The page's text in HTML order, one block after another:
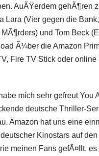
AuÃŸerdem
Lara (Vier gegen die
MÃ¶rders) und Tom Beck (
Ã¼ber die Amazon
Fire TV Stick oder online
mich sehr gefreutYou
deutsche Thriller-
Amazon hat uns eine
Kinostars auf den
meinen Fans gefÃ¤llt,